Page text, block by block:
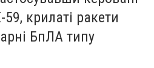
59, крилаті ракети
БпЛА типу